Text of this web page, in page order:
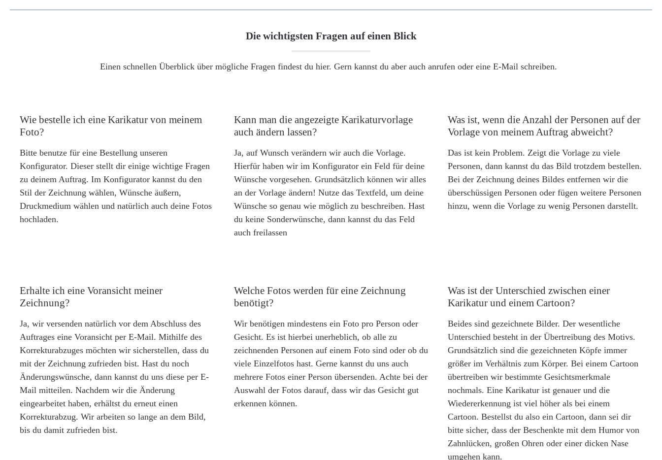
Die wichtigsten Fragen auf einen Blick
Einen schnellen Überblick über mögliche Fragen findest du hier. Gern kannst du aber auch anrufen oder eine E-Mail schreiben.
Wie bestelle ich eine Karikatur von meinem
Foto?
Bitte benutze für eine Bestellung unseren
Konfigurator. Dieser stellt dir einige wichtige Fragen
zu deinem Auftrag. Im Konfigurator kannst du den
Stil der Zeichnung wählen, Wünsche äußern,
Druckmedium wählen und natürlich auch deine Fotos
hochladen.
Kann man die angezeigte Karikaturvorlage
auch ändern lassen?
Ja, auf Wunsch verändern wir auch die Vorlage.
Hierfür haben wir im Konfigurator ein Feld für deine
Wünsche vorgesehen. Grundsätzlich können wir alles
an der Vorlage ändern! Nutze das Textfeld, um deine
Wünsche so genau wie möglich zu beschreiben. Hast
du keine Sonderwünsche, dann kannst du das Feld
auch freilassen
Was ist, wenn die Anzahl der Personen auf der
Vorlage von meinem Auftrag abweicht?
Das ist kein Problem. Zeigt die Vorlage zu viele
Personen, dann kannst du das Bild trotzdem bestellen.
Bei der Zeichnung deines Bildes entfernen wir die
überschüssigen Personen oder fügen weitere Personen
hinzu, wenn die Vorlage zu wenig Personen darstellt.
Erhalte ich eine Voransicht meiner
Zeichnung?
Ja, wir versenden natürlich vor dem Abschluss des
Auftrages eine Voransicht per E-Mail. Mithilfe des
Korrekturabzuges möchten wir sicherstellen, dass du
mit der Zeichnung zufrieden bist. Hast du noch
Änderungswünsche, dann kannst du uns diese per E-
Mail mitteilen. Nachdem wir die Änderung
eingearbeitet haben, erhältst du erneut einen
Korrekturabzug. Wir arbeiten so lange an dem Bild,
bis du damit zufrieden bist.
Welche Fotos werden für eine Zeichnung
benötigt?
Wir benötigen mindestens ein Foto pro Person oder
Gesicht. Es ist hierbei unerheblich, ob alle zu
zeichnenden Personen auf einem Foto sind oder ob du
viele Einzelfotos hast. Gerne kannst du uns auch
mehrere Fotos einer Person übersenden. Achte bei der
Auswahl der Fotos darauf, dass wir das Gesicht gut
erkennen können.
Was ist der Unterschied zwischen einer
Karikatur und einem Cartoon?
Beides sind gezeichnete Bilder. Der wesentliche
Unterschied besteht in der Übertreibung des Motivs.
Grundsätzlich sind die gezeichneten Köpfe immer
größer im Verhältnis zum Körper. Bei einem Cartoon
übertreiben wir bestimmte Gesichtsmerkmale
nochmals. Eine Karikatur ist genauer und die
Wiedererkennung ist viel höher als bei einem
Cartoon. Bestellst du also ein Cartoon, dann sei dir
bitte sicher, dass der Beschenkte mit dem Humor von
Zahnlücken, großen Ohren oder einer dicken Nase
umgehen kann.